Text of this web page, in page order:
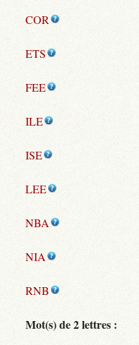
COR
ETS
FEE
ILE
ISE
LEE
NBA
NIA
RNB
Mot(s) de 2 lettres :